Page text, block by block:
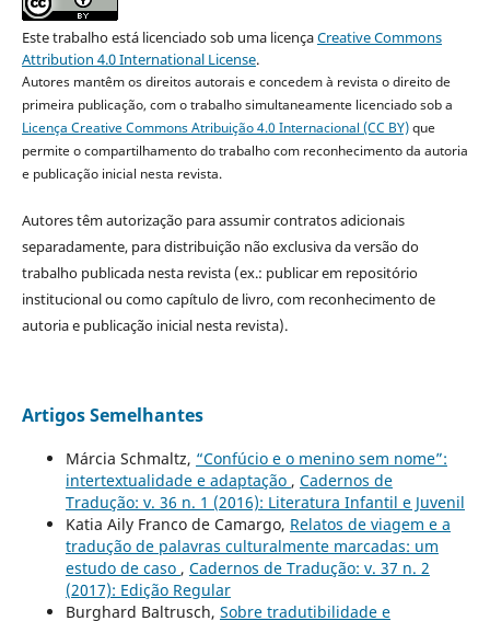
Este trabalho está licenciado sob uma licençaCreative Commons
Attribution 4.0 International License.
Autores mantêm os direitos autorais e concedem à revista o direito de
primeira publicação, com o trabalho simultaneamente licenciado sob a
Licença Creative Commons Atribuição 4.0 Internacional (CC BY)que
permite o compartilhamento do trabalho com reconhecimento da autoria
e publicação inicial nesta revista.
Autores têm autorização para assumir contratos adicionais
separadamente, para distribuição não exclusiva da versão do
trabalho publicada nesta revista (ex.: publicar em repositório
institucional ou como capítulo de livro, com reconhecimento de
autoria e publicação inicial nesta revista).
Artigos Semelhantes
Márcia Schmaltz, “Confúcio e o menino sem nome”:
intertextualidade e adaptação , Cadernos de
Tradução: v. 36 n. 1 (2016): Literatura Infantil e Juvenil
Katia Aily Franco de Camargo, Relatos de viagem e a
tradução de palavras culturalmente marcadas: um
estudo de caso , Cadernos de Tradução: v. 37 n. 2
(2017): Edição Regular
Burghard Baltrusch, Sobre tradutibilidade e